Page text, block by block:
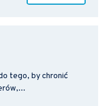
tego, by chronić